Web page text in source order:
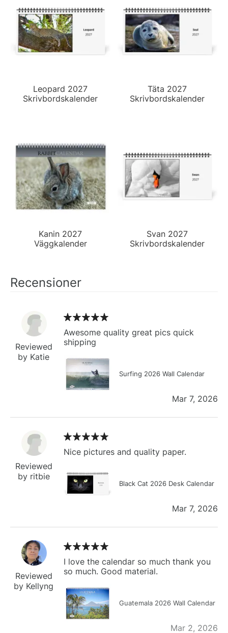
Leopard 2027
Skrivbordskalender
Täta 2027
Skrivbordskalender
Kanin 2027
Väggkalender
Svan 2027
Skrivbordskalender
Recensioner
Reviewed
by Katie
Awesome quality great pics quick
shipping
Surfing 2026 Wall Calendar
Mar 7, 2026
Reviewed
by ritbie
Nice pictures and quality paper.
Black Cat 2026 Desk Calendar
Mar 7, 2026
Reviewed
by Kellyng
I love the calendar so much thank you
so much. Good material.
Guatemala 2026 Wall Calendar
Mar 2, 2026